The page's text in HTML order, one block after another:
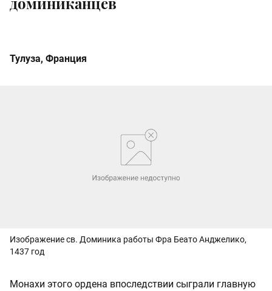
Тулуза, Франция
Изображение св. Доминика работы Фра Беато Анджелико,
1437 год
Монахи этого ордена впоследствии сыграли главную